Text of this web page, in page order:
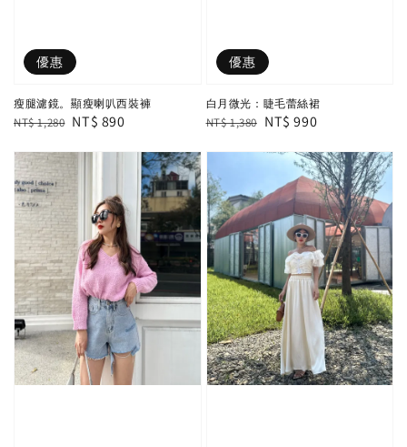
優惠
瘦腿濾鏡。顯瘦喇叭西裝褲
Regular
NT$ 1,280 Sale
NT$ 890
優惠
白月微光：睫毛蕾絲裙
Regular
NT$ 1,380 Sale
NT$ 990